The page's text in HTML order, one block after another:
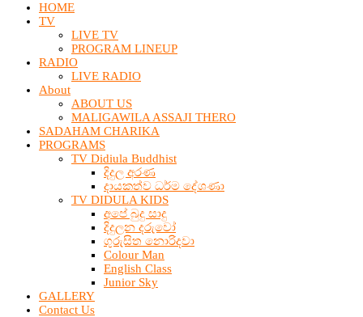
HOME
TV
LIVE TV
PROGRAM LINEUP
RADIO
LIVE RADIO
About
ABOUT US
MALIGAWILA ASSAJI THERO
SADAHAM CHARIKA
PROGRAMS
TV Didiula Buddhist
දිදුල අරණ
දායකත්ව ධර්ම දේශණා
TV DIDULA KIDS
අපේ බුදු සාදු
දිදුලන දරුවෝ
ගුරුසිත නොරිදවා
Colour Man
English Class
Junior Sky
GALLERY
Contact Us